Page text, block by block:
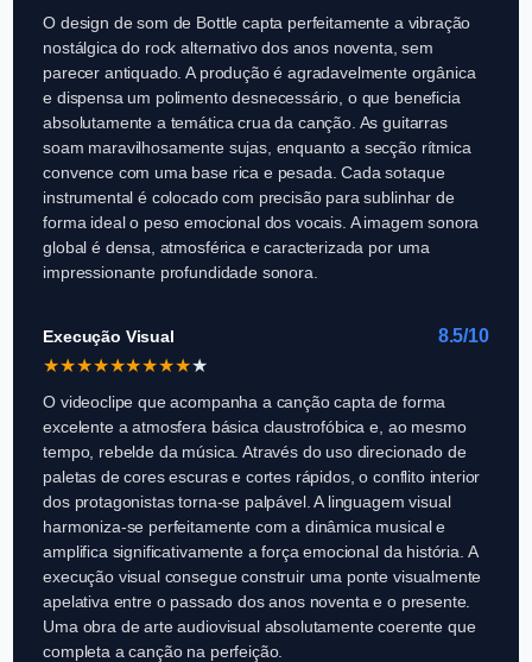
O design de som de Bottle capta perfeitamente a vibração
nostálgica do rock alternativo dos anos noventa, sem
parecer antiquado. A produção é agradavelmente orgânica
e dispensa um polimento desnecessário, o que beneficia
absolutamente a temática crua da canção. As guitarras
soam maravilhosamente sujas, enquanto a secção rítmica
convence com uma base rica e pesada. Cada sotaque
instrumental é colocado com precisão para sublinhar de
forma ideal o peso emocional dos vocais. A imagem sonora
global é densa, atmosférica e caracterizada por uma
impressionante profundidade sonora.
Execução Visual
8.5/10
★★★★★★★★★★
O videoclipe que acompanha a canção capta de forma
excelente a atmosfera básica claustrofóbica e, ao mesmo
tempo, rebelde da música. Através do uso direcionado de
paletas de cores escuras e cortes rápidos, o conflito interior
dos protagonistas torna-se palpável. A linguagem visual
harmoniza-se perfeitamente com a dinâmica musical e
amplifica significativamente a força emocional da história. A
execução visual consegue construir uma ponte visualmente
apelativa entre o passado dos anos noventa e o presente.
Uma obra de arte audiovisual absolutamente coerente que
completa a canção na perfeição.